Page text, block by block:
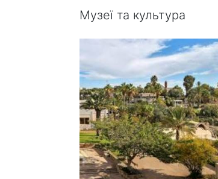
Музеї та культура